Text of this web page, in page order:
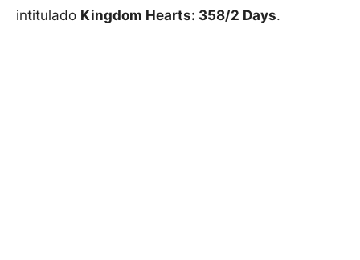
intitulado Kingdom Hearts: 358/2 Days.